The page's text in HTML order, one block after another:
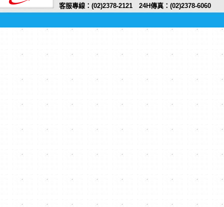
客服專線：(02)2378-2121 24H傳真：(02)2378-6060